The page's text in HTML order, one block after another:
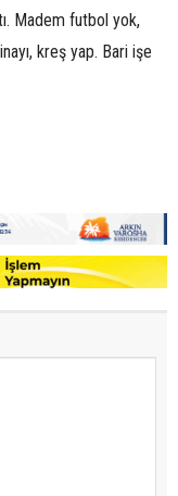
Madem futbol yok,
kreş yap. Bari işe